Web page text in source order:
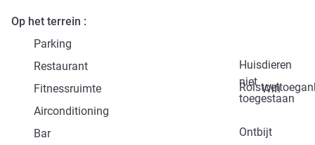
Op het terrein
Parking
Huisdieren
niet
toegestaan
Restaurant
Fitnessruimte
Wifi
Airconditioning
Ontbijt
Bar